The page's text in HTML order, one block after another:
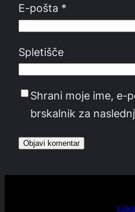
E-pošta *
Spletišče
Shrani moje ime, e-
brskalnik za